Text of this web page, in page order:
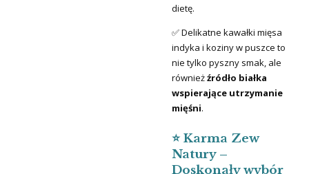
dietę.
✅ Delikatne kawałki mięsa
indyka i koziny w puszce to
nie tylko pyszny smak, ale
równieżźródło białka
wspierające utrzymanie
mięśni.
⭐ Karma Zew
Natury –
Doskonały wybór